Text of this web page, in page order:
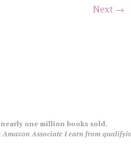
Next →
one million books sold.
Amazon Associate I earn from